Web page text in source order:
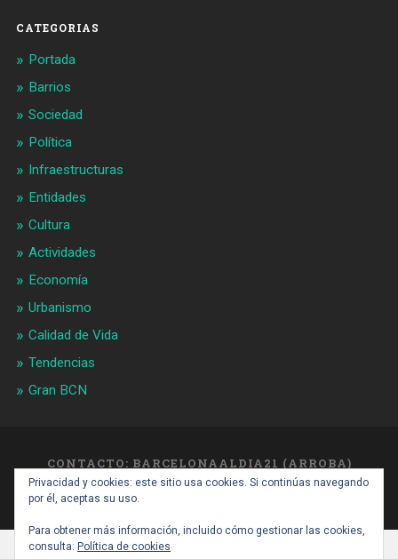
CATEGORIAS
Portada
Barrios
Sociedad
Política
Infraestructuras
Entidades
Cultura
Actividades
Economía
Urbanismo
Calidad de Vida
Tendencias
Gran BCN
CONTACTO: BARCELONAALDIA21 (ARROBA)
GMAIL.COM
Privacidad y cookies: este sitio usa cookies. Si continúas navegando
por él, aceptas su uso.
Para obtener más información, incluido cómo gestionar las cookies,
consulta: Política de cookies